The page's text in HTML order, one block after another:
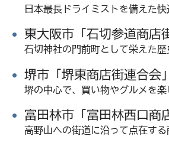
日本最長ドライミストを備えた快
東大阪市「石切参道商店
石切神社の門前町として栄えた
堺市「堺東商店街連合会」
堺の中心で、買い物やグルメを楽
富田林市「富田林西口商
高野山への街道に沿って点在する